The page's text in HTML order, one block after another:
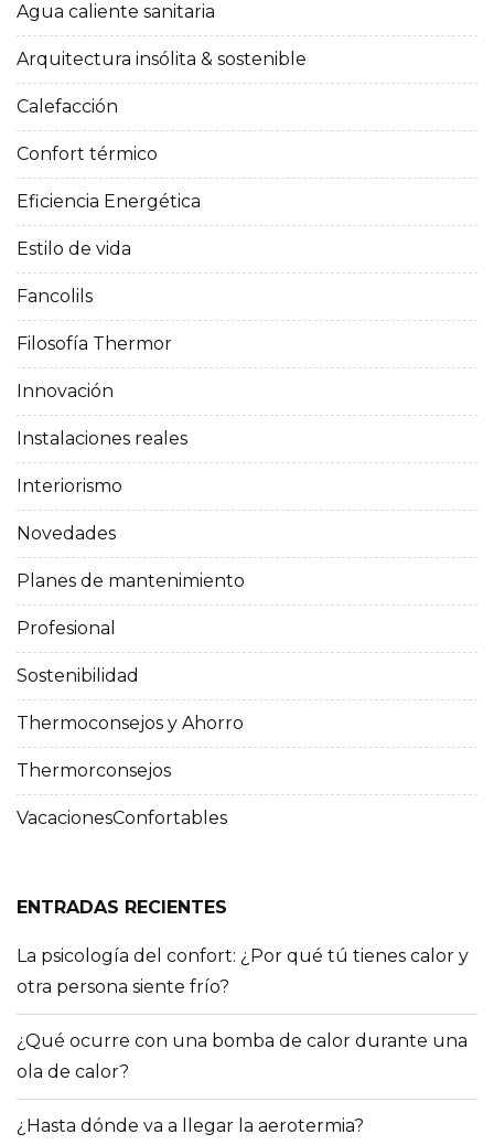
Agua caliente sanitaria
Arquitectura insólita & sostenible
Calefacción
Confort térmico
Eficiencia Energética
Estilo de vida
Fancolils
Filosofía Thermor
Innovación
Instalaciones reales
Interiorismo
Novedades
Planes de mantenimiento
Profesional
Sostenibilidad
Thermoconsejos y Ahorro
Thermorconsejos
VacacionesConfortables
ENTRADAS RECIENTES
La psicología del confort: ¿Por qué tú tienes calor y
otra persona siente frío?
¿Qué ocurre con una bomba de calor durante una
ola de calor?
¿Hasta dónde va a llegar la aerotermia?